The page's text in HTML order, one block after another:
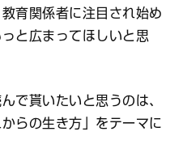
育関係者に注目され始め
と広まってほしいと思
で貰いたいと思うのは、
らの生き方」をテーマに